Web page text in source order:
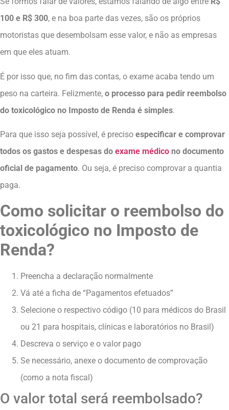
100 e R$ 300, e na boa parte das vezes, são os próprios
motoristas que desembolsam esse valor, e não as empresas
em que eles atuam.
É por isso que, no fim das contas, o exame acaba tendo um
peso na carteira. Felizmente, o processo para pedir reembolso
do toxicológico no Imposto de Renda é simples.
Para que isso seja possível, é preciso especificar e comprovar
todos os gastos e despesas do exame médico no documento
oficial de pagamento. Ou seja, é preciso comprovar a quantia
paga.
Como solicitar o reembolso do
toxicológico no Imposto de
Renda?
Preencha a declaração normalmente
Vá até a ficha de “Pagamentos efetuados”
Selecione o respectivo código (10 para médicos do Brasil
ou 21 para hospitais, clínicas e laboratórios no Brasil)
Descreva o serviço e o valor pago
Se necessário, anexe o documento de comprovação
(como a nota fiscal)
O valor total será reembolsado?